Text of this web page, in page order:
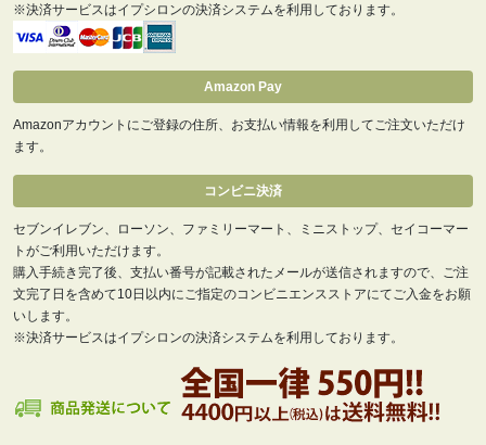
※決済サービスはイプシロンの決済システムを利用しております。
Amazon Pay
Amazonアカウントにご登録の住所、お支払い情報を利用してご注文いただけ
ます。
コンビニ決済
セブンイレブン、ローソン、ファミリーマート、ミニストップ、セイコーマー
トがご利用いただけます。
購入手続き完了後、支払い番号が記載されたメールが送信されますので、ご注
文完了日を含めて10日以内にご指定のコンビニエンスストアにてご入金をお願
いします。
※決済サービスはイプシロンの決済システムを利用しております。